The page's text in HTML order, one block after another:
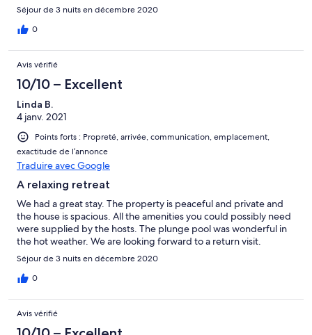
Séjour de 3 nuits en décembre 2020
0
Avis vérifié
10/10 – Excellent
Linda B.
4 janv. 2021
Points forts : Propreté, arrivée, communication, emplacement,
exactitude de l’annonce
Traduire avec Google
A relaxing retreat
We had a great stay. The property is peaceful and private and
the house is spacious. All the amenities you could possibly need
were supplied by the hosts. The plunge pool was wonderful in
the hot weather. We are looking forward to a return visit.
Séjour de 3 nuits en décembre 2020
0
Avis vérifié